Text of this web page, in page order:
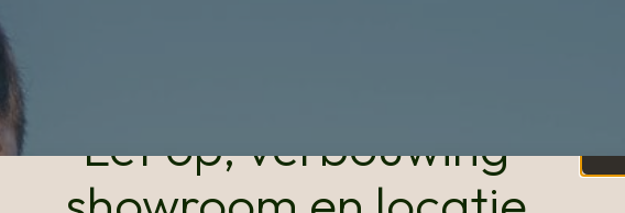
Let op, verbouwing